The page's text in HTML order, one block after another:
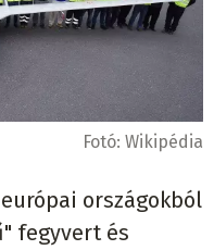
Fotó: Wikipédia
országokból
fegyvert és